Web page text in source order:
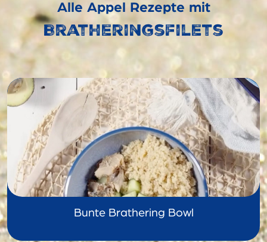
Alle Appel Rezepte mit
Bratheringsfilets
Bunte Brathering Bowl